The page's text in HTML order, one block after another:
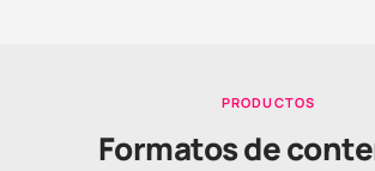
PRODUCTOS
Formatos de